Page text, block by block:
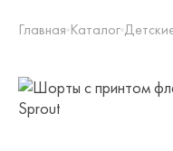
Главная Каталог